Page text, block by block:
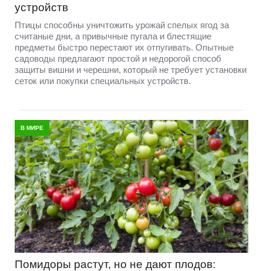
устройств
Птицы способны уничтожить урожай спелых ягод за
считаные дни, а привычные пугала и блестящие
предметы быстро перестают их отпугивать. Опытные
садоводы предлагают простой и недорогой способ
защиты вишни и черешни, который не требует установки
сеток или покупки специальных устройств.
В МИРЕ
Помидоры растут, но не дают плодов: